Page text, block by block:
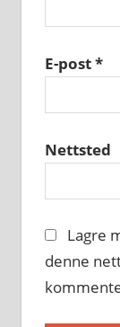
E-post*
Nettsted
Lagre
denne